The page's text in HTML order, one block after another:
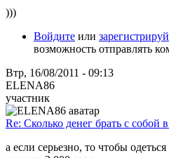
)))
Войдите или
возможность отправлять
Втр, 16/08/2011 - 09:13
ELENA86
участник
Re: Сколько денег брать с собой
а если серьезно, то чтобы